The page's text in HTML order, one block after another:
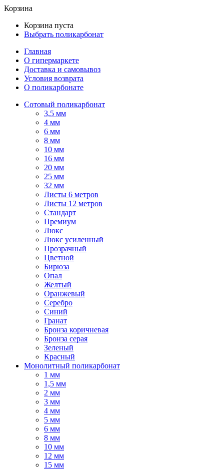
Корзина
Корзина пуста
Выбрать поликарбонат
Главная
О гипермаркете
Доставка и самовывоз
Условия возврата
О поликарбонате
Сотовый поликарбонат
3,5 мм
4 мм
6 мм
8 мм
10 мм
16 мм
20 мм
25 мм
32 мм
Листы 6 метров
Листы 12 метров
Стандарт
Премиум
Люкс
Люкс усиленный
Прозрачный
Цветной
Бирюза
Опал
Желтый
Оранжевый
Серебро
Синий
Гранат
Бронза коричневая
Бронза серая
Зеленый
Красный
Монолитный поликарбонат
1 мм
1,5 мм
2 мм
3 мм
4 мм
5 мм
6 мм
8 мм
10 мм
12 мм
15 мм